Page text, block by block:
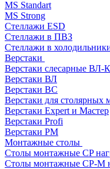
MS Standart
MS Strong
Стеллажи ESD
Стеллажи в ПВЗ
Стеллажи в
Верстаки
Верстаки слесарные ВЛ-К
Верстаки ВЛ
Верстаки ВС
Верстаки для столярных
Верстаки Expert и Мастер
Верстаки Profi
Верстаки РМ
Монтажные столы
Столы монтажные СP
Столы монтажные СР-М